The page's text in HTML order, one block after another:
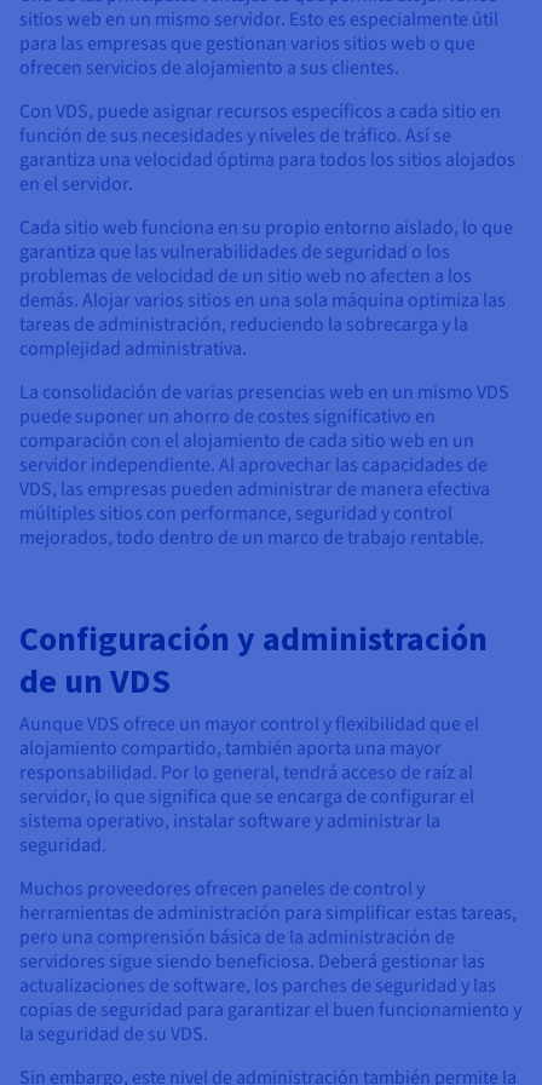
sitios web en un mismo servidor. Esto es especialmente útil
para las empresas que gestionan varios sitios web o que
ofrecen servicios de alojamiento a sus clientes.
Con VDS, puede asignar recursos específicos a cada sitio en
función de sus necesidades y niveles de tráfico. Así se
garantiza una velocidad óptima para todos los sitios alojados
en el servidor.
Cada sitio web funciona en su propio entorno aislado, lo que
garantiza que las vulnerabilidades de seguridad o los
problemas de velocidad de un sitio web no afecten a los
demás. Alojar varios sitios en una sola máquina optimiza las
tareas de administración, reduciendo la sobrecarga y la
complejidad administrativa.
La consolidación de varias presencias web en un mismo VDS
puede suponer un ahorro de costes significativo en
comparación con el alojamiento de cada sitio web en un
servidor independiente. Al aprovechar las capacidades de
VDS, las empresas pueden administrar de manera efectiva
múltiples sitios con performance, seguridad y control
mejorados, todo dentro de un marco de trabajo rentable.
Configuración y administración
de un VDS
Aunque VDS ofrece un mayor control y flexibilidad que el
alojamiento compartido, también aporta una mayor
responsabilidad. Por lo general, tendrá acceso de raíz al
servidor, lo que significa que se encarga de configurar el
sistema operativo, instalar software y administrar la
seguridad.
Muchos proveedores ofrecen paneles de control y
herramientas de administración para simplificar estas tareas,
pero una comprensión básica de la administración de
servidores sigue siendo beneficiosa. Deberá gestionar las
actualizaciones de software, los parches de seguridad y las
copias de seguridad para garantizar el buen funcionamiento y
la seguridad de su VDS.
Sin embargo, este nivel de administración también permite la